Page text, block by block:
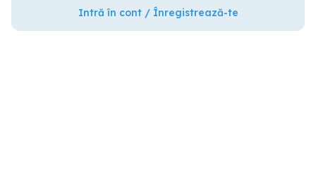
Intră în cont / Înregistrează-te